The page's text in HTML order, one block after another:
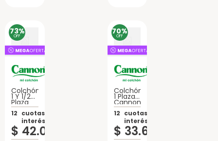
73%
OFF
Colchón
1 Y 1/2
Plaza
Cannon
Exclusive
Con
EuroPillow
Espuma
12 cuotas sin
interés de:
$ 42.008
70%
OFF
Colchón
1 Plaza
Cannon
Exclusive
Espuma
12 cuotas sin
interés de:
$ 33.675